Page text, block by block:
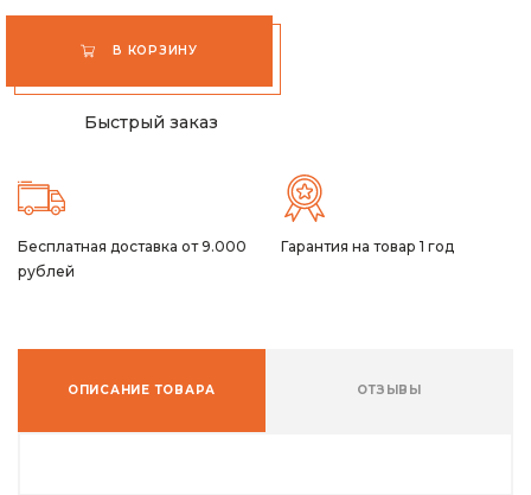
В КОРЗИНУ
Быстрый заказ
Бесплатная доставка от 9.000
рублей
Гарантия на товар 1 год
ОПИСАНИЕ ТОВАРА ОТЗЫВЫ